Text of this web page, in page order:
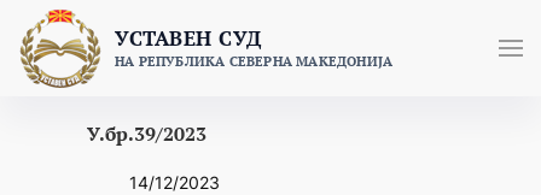
content
УСТАВЕН СУД
НА РЕПУБЛИКА СЕВЕРНА МАКЕДОНИЈА
У.бр.39/2023
14/12/2023